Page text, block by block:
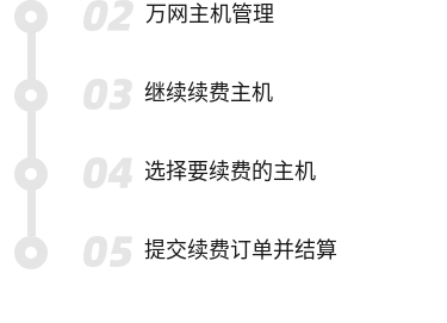
万网主机管理
继续续费主机
选择要续费的主机
提交续费订单并结算